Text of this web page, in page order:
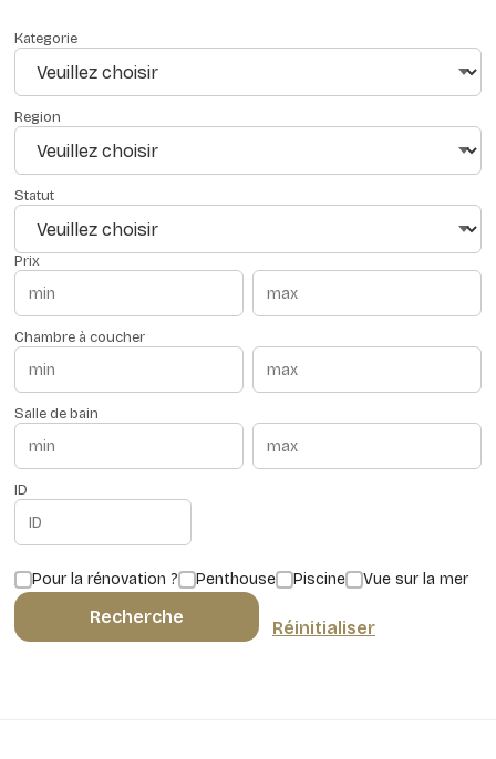
Kategorie
Region
Statut
Prix
Chambre à coucher
Salle de bain
ID
Pour la rénovation ? Penthouse Piscine Vue sur la mer
Recherche
Réinitialiser